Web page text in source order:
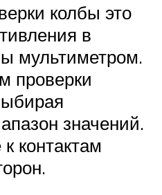
колбы это
в
мультиметром.
проверки
значений.
контактам